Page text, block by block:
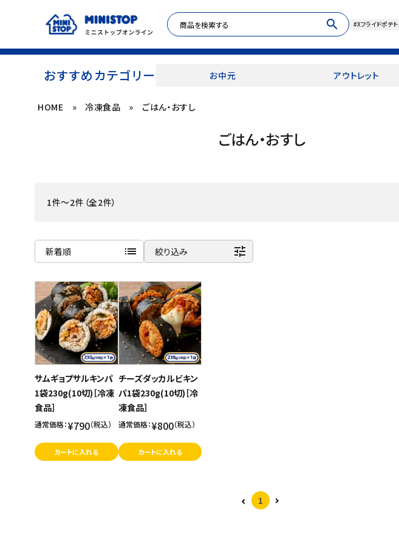
search #Xフライドポテト
おすすめカテゴリー お中元 アウトレット
ACCOUNT MENU
冷凍食品
お菓子
飲料
酒類
日用品
ギフト
セール
HOME » 冷凍食品 » ごはん・おすし
ごはん・おすし
1件～2件（全2件）
新着順 list
新着順
発売日順
価格が安い
価格が高い
お気に入り登録数
絞り込み tune
サムギョプサルキンパ
1袋230g(10切)［冷凍
食品］
通常価格：¥790（税込）
カートに入れる
チーズダッカルビキン
パ1袋230g(10切)［冷
凍食品］
通常価格：¥800（税込）
カートに入れる
1